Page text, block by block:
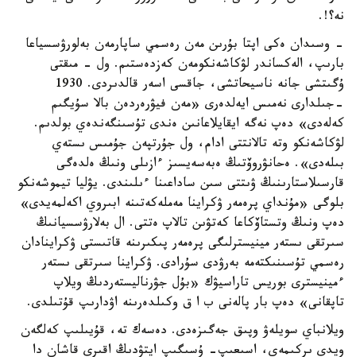
نە؟!.
- وسىدان ەكى اپتا بۇرىن مەن رەسمي ساپارمەن بەلورۋسسياعا
بارىپ، الەكساندر لۋكاشەنكومەن كەزدەستىم. ول - مىقتى
ۇگىتشى جانە ناسيحاتشى، جاقسى اسەر قالدىردى. 1930
-جىلدارى نەمىس ايەلدەرى «مەن فيۋرەردەن بالا سۇيگىم
كەلەدى» دەپ نەگە ايقايلاعانىن ەندى تۇسىنگەندەي بولدىم.
لۋكاشەنكو وتە تالانتتى ادام، ول جۇرتپەن جۇمىس ىستەي
بىلەدى». ەحانۋروۆتىڭ ەبەسەيسىز ءازىلى ونىڭ ەلدەگى
قارسىلاستارىنىڭ ۋىتتى سىن ساداعىنا ءىلىندى. يۋليا تيموشەنكو
بلوگى «مۇنداي پرەمەر ۋكراينا مەملەكەتىنە ابىروي اكەلمەيدى»
دەپ ونىڭ وتستاۆكاعا كەتۋىن تالاپ ەتتى. ال بەلارۋسسيانىڭ
سىرتقى ىستەر مينيسترلىگى پرەمەر پىكىرىنە قاتىستى ۋكراينادان
رەسمي تۇسىنىكتەمە بەرۋدى سۇرادى. ۋكراينا سىرتقى ىستەر
ءمينيسترى بوريس تاراسيۋك «بۇل جۋرناليستەردىڭ ويلاپ
تاپقانى» دەپ بار پالەنى ب ا ق وكىلدەرىنە اۋدارىپ قۇتىلدى.
ويلانباي سويلەۋ وپىق جەگىزەدى. دەسەك تە، قۇيىلىپ كەلگەن
ويدى ىركىمەي، اسىعىپ- ۇسىگىپ ايتۋدىڭ اقىرى قاشان دا